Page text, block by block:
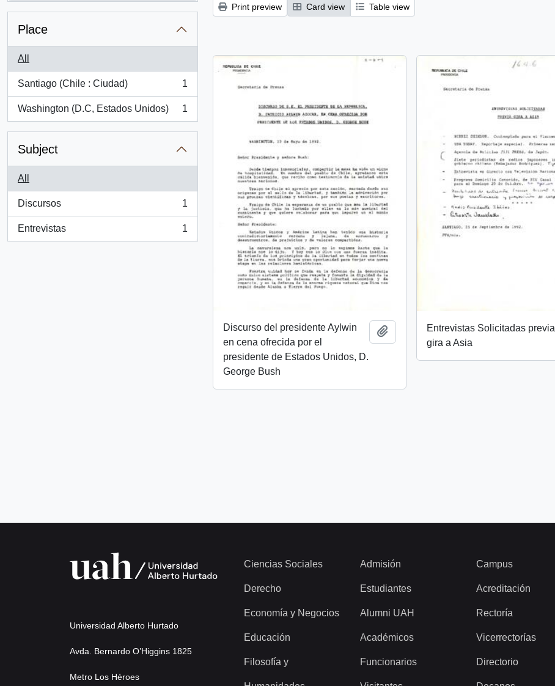
Place
All
Santiago (Chile : Ciudad)
, 1 results
1
Washington (D.C, Estados Unidos)
, 1 results
1
Subject
All
Discursos
, 1 results
1
Entrevistas
, 1 results
1
Print preview Card view Table view
Discurso del presidente Aylwin
en cena ofrecida por el
presidente de Estados Unidos, D.
George Bush
Add to clipboardEntrevistas Solicitadas previa
gira a Asia
Universidad Alberto Hurtado
Avda. Bernardo O’Higgins 1825
Metro Los Héroes
Ciencias Sociales
Derecho
Economía y Negocios
Educación
Filosofía y
Admisión
Estudiantes
Alumni UAH
Académicos
Funcionarios
Campus
Acreditación
Rectoría
Vicerrectorías
Directorio